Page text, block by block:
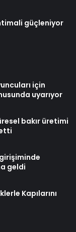
güçleniyor
için
uyarıyor
bakır üretimi
geldi
Kapılarını